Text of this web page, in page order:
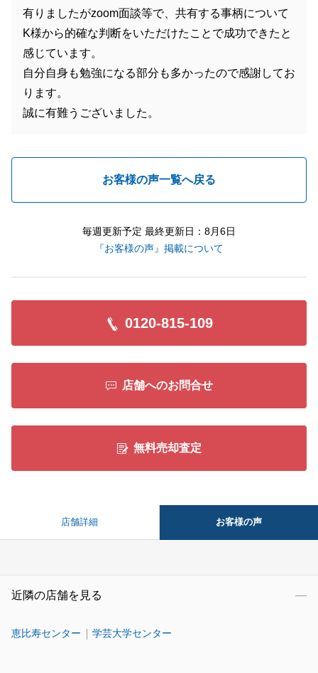
有りましたがzoom面談等で、共有する事柄について
K様から的確な判断をいただけたことで成功できたと
感じています。
自分自身も勉強になる部分も多かったので感謝してお
ります。
誠に有難うございました。
お客様の声一覧へ戻る
毎週更新予定 最終更新日：8月6日
『お客様の声』掲載について
0120-815-109
店舗へのお問合せ
無料売却査定
店舗詳細 お客様の声
近隣の店舗を見る
恵比寿センター 学芸大学センター